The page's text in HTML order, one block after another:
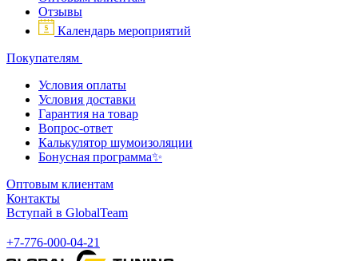
Отзывы
Календарь мероприятий
Покупателям
Условия оплаты
Условия доставки
Гарантия на товар
Вопрос-ответ
Калькулятор шумоизоляции
Бонусная программа✨
Оптовым клиентам
Контакты
Вступай в GlobalTeam
+7-776-000-04-21